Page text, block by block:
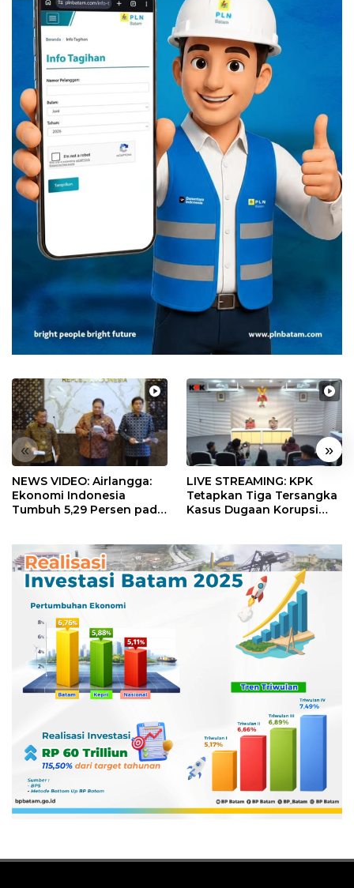
« »
NEWS VIDEO: Airlangga:
Ekonomi Indonesia
Tumbuh 5,29 Persen pada
LIVE STREAMING: KPK
Tetapkan Tiga Tersangka
Kasus Dugaan Korupsi